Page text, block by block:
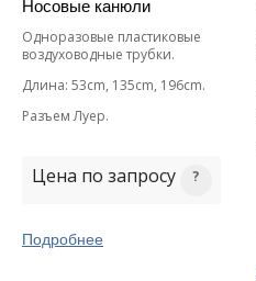
Носовые канюли
Одноразовые пластиковые
воздуховодные трубки.
Длина: 53cm, 135cm, 196cm.
Разъем Луер.
Цена по запросу
Подробнее